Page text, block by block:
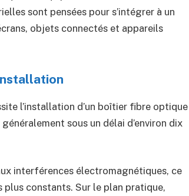
sont pensées pour s’intégrer à un
objets connectés et appareils
l’installation d’un boîtier fibre optique
sous un délai d’environ dix
interférences électromagnétiques, ce
constants. Sur le plan pratique,